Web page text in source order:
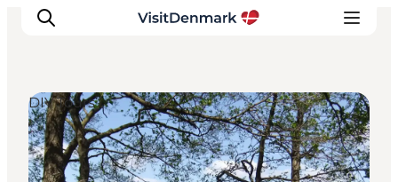
Inspirations
Destinations
DIY Tours